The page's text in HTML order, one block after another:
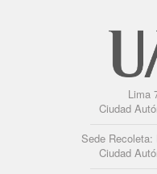
Lima
Ciudad
Sede Recoleta:
Ciudad